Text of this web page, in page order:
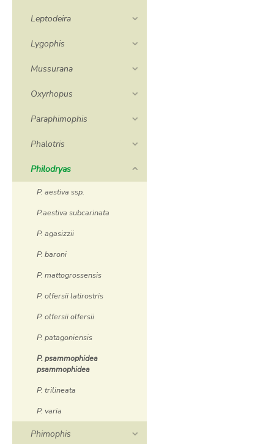
Leptodeira
Lygophis
Mussurana
Oxyrhopus
Paraphimophis
Phalotris
Philodryas
P. aestiva ssp.
P.aestiva subcarinata
P. agasizzii
P. baroni
P. mattogrossensis
P. olfersii latirostris
P. olfersii olfersii
P. patagoniensis
P. psammophidea
psammophidea
P. trilineata
P. varia
Phimophis